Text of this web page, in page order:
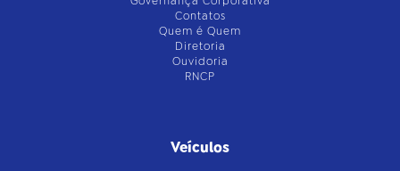
Contatos
Quem é Quem
Diretoria
Ouvidoria
RNCP
Veículos